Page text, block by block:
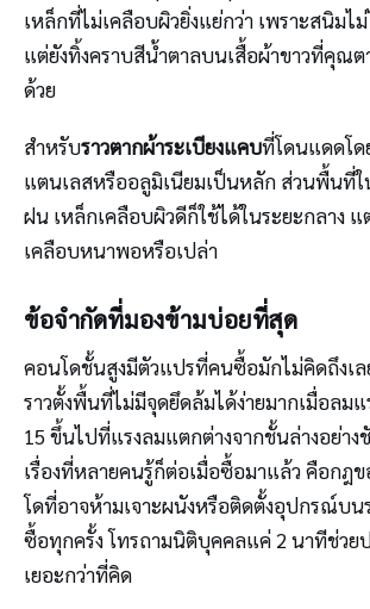
เหล็กที่ไม่เคลือบผิวยิ่งแย่กว่า เพราะสนิมไ
แต่ยังทิ้งคราบสีน้ำตาลบนเสื้อผ้าขาวที่คุณต
ด้วย
สำหรับราวตากผ้าระเบียงแคบที่โดนแดดโด
แตนเลสหรืออลูมิเนียมเป็นหลัก ส่วนพื้นที่
ฝน เหล็กเคลือบผิวดีก็ใช้ได้ในระยะกลาง แ
เคลือบหนาพอหรือเปล่า
ข้อจำกัดที่มองข้ามบ่อยที่สุด
คอนโดชั้นสูงมีตัวแปรที่คนซื้อมักไม่คิดถึงเ
ราวตั้งพื้นที่ไม่มีจุดยึดล้มได้ง่ายมากเมื่อลมแ
15 ขึ้นไปที่แรงลมแตกต่างจากชั้นล่างอย่าง
เรื่องที่หลายคนรู้ก็ต่อเมื่อซื้อมาแล้ว คือกฎ
โดที่อาจห้ามเจาะผนังหรือติดตั้งอุปกรณ์บน
ซื้อทุกครั้ง โทรถามนิติบุคคลแค่ 2 นาทีช่วย
เยอะกว่าที่คิด